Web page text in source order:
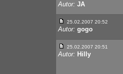
Autor: JA
25.02.2007 20:52
Autor: gogo
25.02.2007 20:51
Autor: Hilly